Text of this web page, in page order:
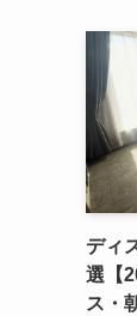
ディ
選【
ス・